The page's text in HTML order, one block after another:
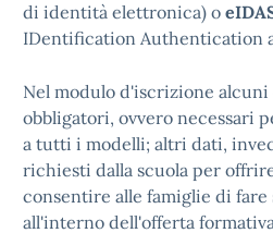
di identità elettronica) o
IDentification Authentication
Nel modulo d'iscrizione
obbligatori, ovvero necessari
a tutti i modelli; altri dati,
richiesti dalla scuola per
consentire alle famiglie di fare
all'interno dell'offerta